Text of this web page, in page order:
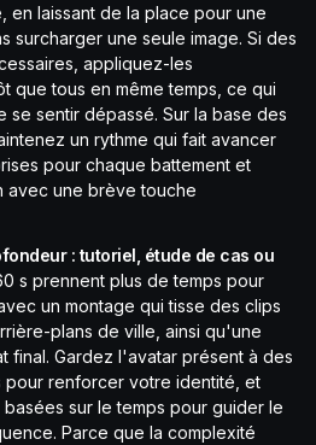
en laissant de la place pour une
surcharger une seule image. Si des
appliquez-les
que tous en même temps, ce qui
se sentir dépassé. Sur la base des
un rythme qui fait avancer
pour chaque battement et
avec une brève touche
: tutoriel, étude de cas ou
s prennent plus de temps pour
un montage qui tisse des clips
plans de ville, ainsi qu'une
final. Gardez l'avatar présent à des
pour renforcer votre identité, et
sur le temps pour guider le
Parce que la complexité